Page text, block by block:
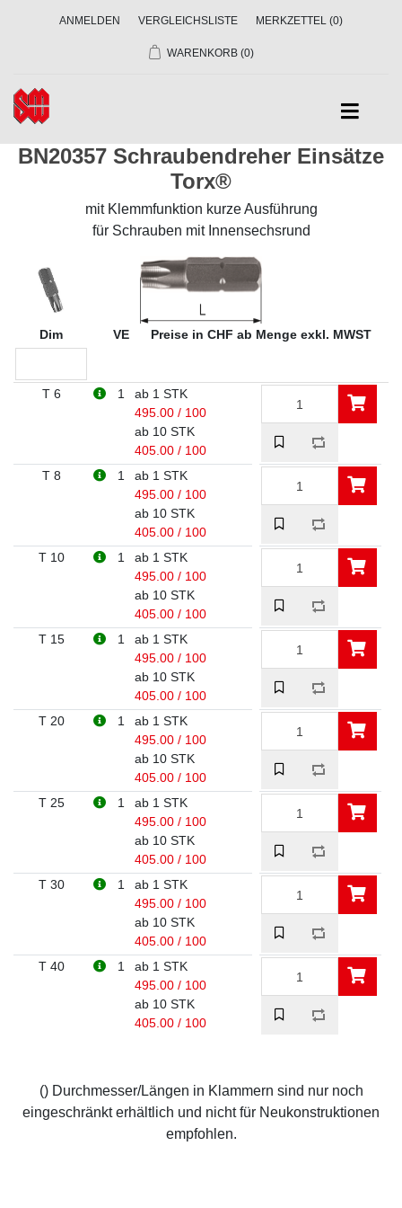
ANMELDEN VERGLEICHSLISTE MERKZETTEL (0)
WARENKORB (0)
BN20357 Schraubendreher Einsätze
Torx®
mit Klemmfunktion kurze Ausführung
für Schrauben mit Innensechsrund
Dim VE Preise in CHF ab Menge exkl. MWST
T 6 1
ab 1 STK
495.00 / 100
ab 10 STK
405.00 / 100
T 8
1
ab 1 STK
495.00 / 100
ab 10 STK
405.00 / 100
T 10
1
ab 1 STK
495.00 / 100
ab 10 STK
405.00 / 100
T 15
1
ab 1 STK
495.00 / 100
ab 10 STK
405.00 / 100
T 20
1
ab 1 STK
495.00 / 100
ab 10 STK
405.00 / 100
T 25
1
ab 1 STK
495.00 / 100
ab 10 STK
405.00 / 100
T 30
1
ab 1 STK
495.00 / 100
ab 10 STK
405.00 / 100
T 40
1
ab 1 STK
495.00 / 100
ab 10 STK
405.00 / 100
() Durchmesser/Längen in Klammern sind nur noch
eingeschränkt erhältlich und nicht für Neukonstruktionen
empfohlen.